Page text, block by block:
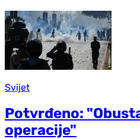
Svijet
Potvrđeno:
operacije"